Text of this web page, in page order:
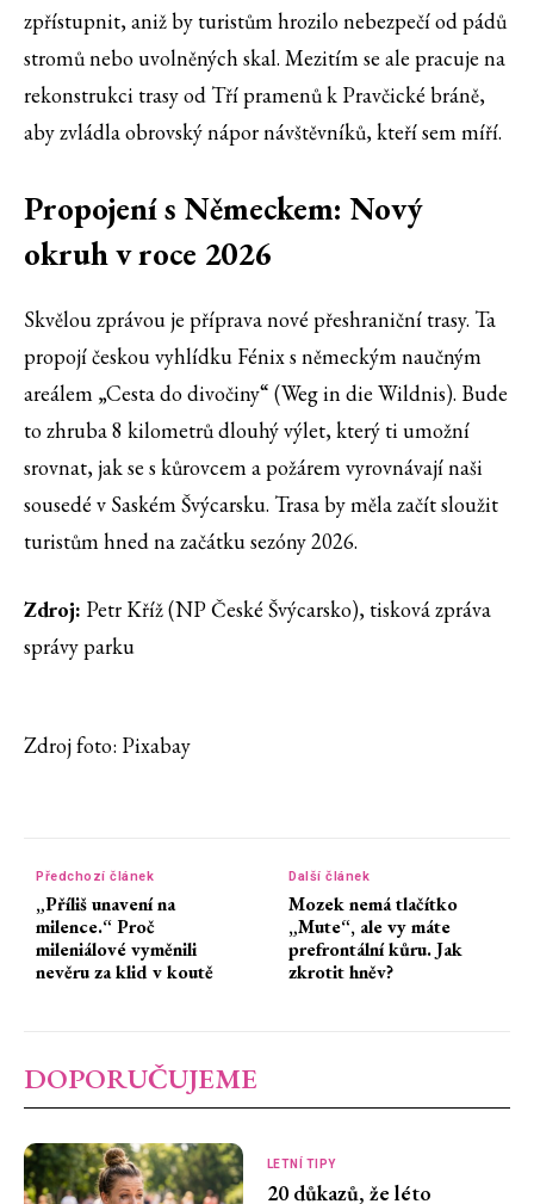
zpřístupnit, aniž by turistům hrozilo nebezpečí od pádů
stromů nebo uvolněných skal. Mezitím se ale pracuje na
rekonstrukci trasy od Tří pramenů k Pravčické bráně,
aby zvládla obrovský nápor návštěvníků, kteří sem míří.
Propojení s Německem: Nový
okruh v roce 2026
Skvělou zprávou je příprava nové přeshraniční trasy. Ta
propojí českou vyhlídku Fénix s německým naučným
areálem „Cesta do divočiny“ (Weg in die Wildnis). Bude
to zhruba 8 kilometrů dlouhý výlet, který ti umožní
srovnat, jak se s kůrovcem a požárem vyrovnávají naši
sousedé v Saském Švýcarsku. Trasa by měla začít sloužit
turistům hned na začátku sezóny 2026.
Zdroj: Petr Kříž (NP České Švýcarsko), tisková zpráva
správy parku
Zdroj foto: Pixabay
Předchozí článek
„Příliš unavení na
milence.“ Proč
mileniálové vyměnili
nevěru za klid v koutě
Další článek
Mozek nemá tlačítko
„Mute“, ale vy máte
prefrontální kůru. Jak
zkrotit hněv?
DOPORUČUJEME
LETNÍ TIPY
20 důkazů, že léto